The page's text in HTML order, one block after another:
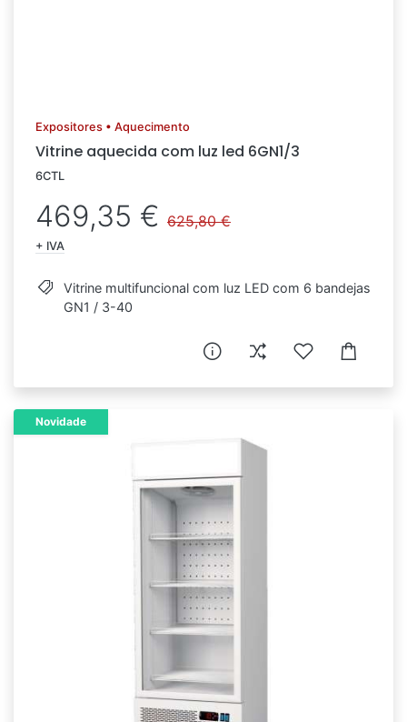
Expositores • Aquecimento
Vitrine aquecida com luz led 6GN1/3
6CTL
469,35 € 625,80 €
+ IVA
Vitrine multifuncional com luz LED com 6 bandejas
GN1 / 3-40
Novidade